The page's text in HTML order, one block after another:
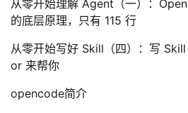
从零开始理解 Agent（一）：
的底层原理，只有 115 行
从零开始写好 Skill（四）：写
or 来帮你
opencode简介